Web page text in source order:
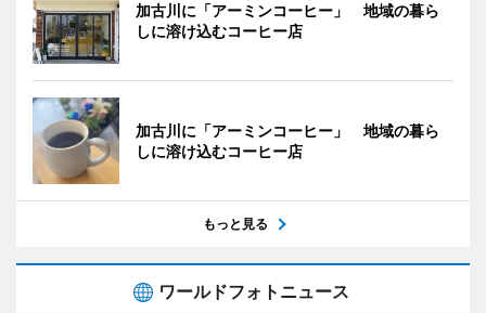
加古川に「アーミンコーヒー」 地域の暮ら
しに溶け込むコーヒー店
加古川に「アーミンコーヒー」 地域の暮ら
しに溶け込むコーヒー店
もっと見る
ワールドフォトニュース